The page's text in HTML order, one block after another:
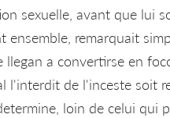
sexuelle, avant que lui
remarquait
a convertirse en
l'interdit de l'inceste soit
loin de celui qui